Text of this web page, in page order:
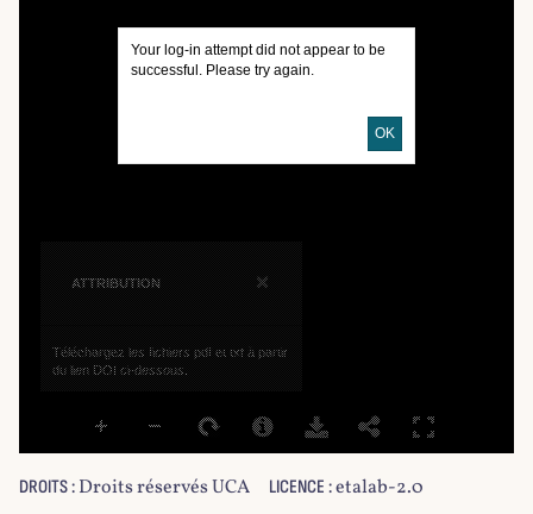
ATTRIBUTION ×
Téléchargez les fichiers pdf et txt à partir
du lien DOI ci-dessous.
Your log-in attempt did not appear to be
successful. Please try again.
OK
DROITS : Droits réservés UCA LICENCE :etalab-2.0